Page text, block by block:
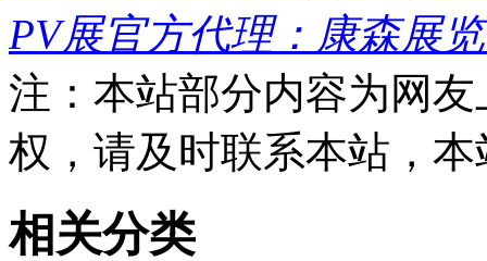
PV展官方代理：康森展
注：本站部分内容为网
权，请及时联系本站，
相关分类